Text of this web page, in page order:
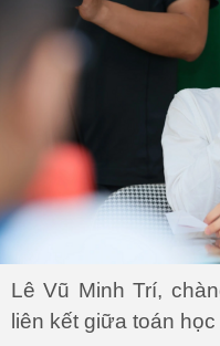
Lê Vũ Minh Trí,
liên kết giữa toán